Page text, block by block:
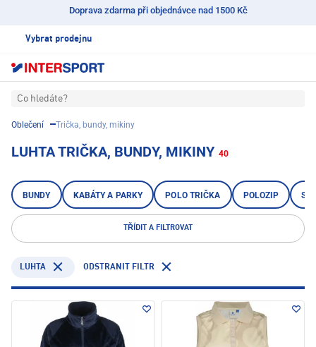
Doprava zdarma při objednávce nad 1500 Kč
Vybrat prodejnu
Co hledáte?
Oblečení Trička, bundy, mikiny
LUHTA TRIČKA, BUNDY, MIKINY 40
BUNDY KABÁTY A PARKY POLO TRIČKA POLOZIP
TŘÍDIT A FILTROVAT
LUHTA ODSTRANIT FILTR